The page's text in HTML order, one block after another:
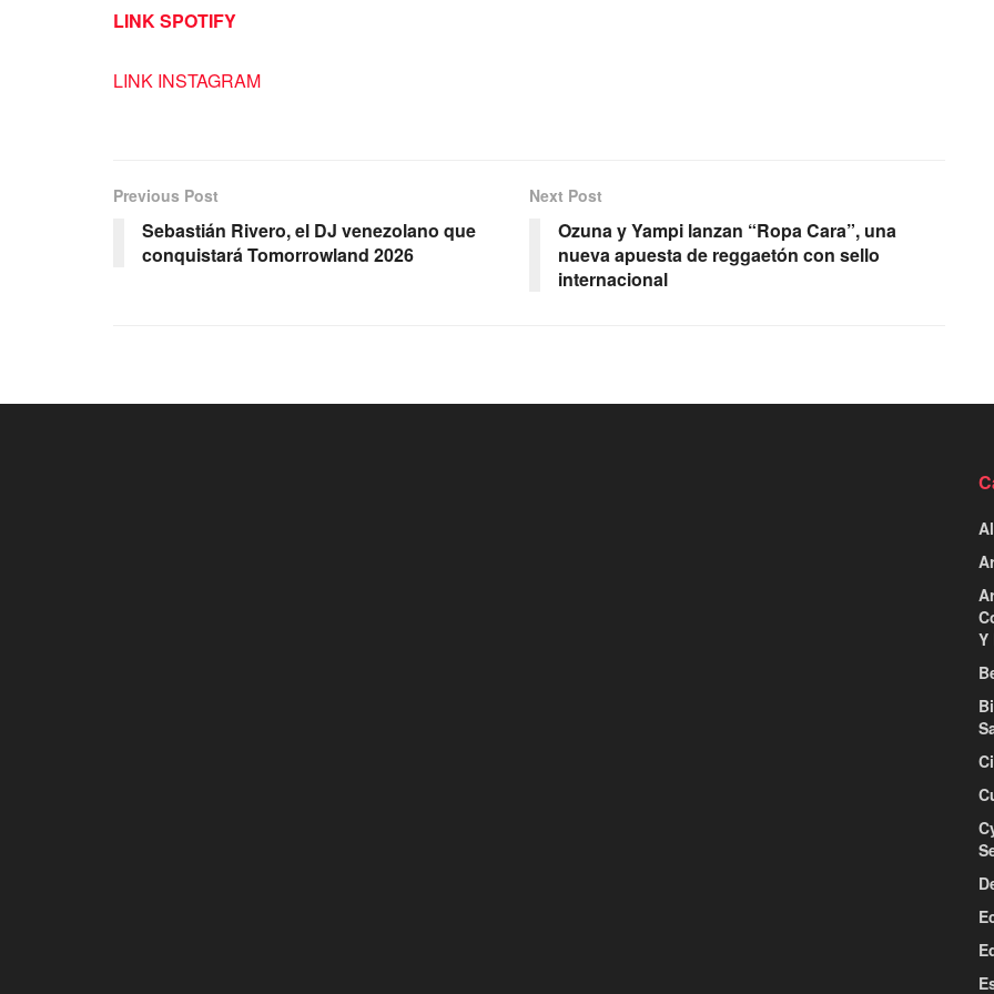
LINK SPOTIFY
LINK INSTAGRAM
Previous Post
Sebastián Rivero, el DJ venezolano que
conquistará Tomorrowland 2026
Next Post
Ozuna y Yampi lanzan “Ropa Cara”, una
nueva apuesta de reggaetón con sello
internacional
Y